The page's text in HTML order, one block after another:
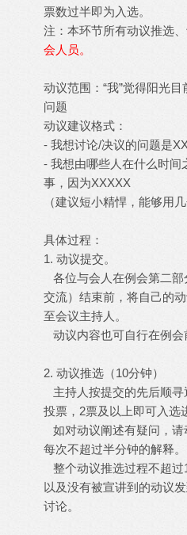
票数过半即为入选。
注：本环节所有动议推选
会人员。
动议范围：“我”觉得阳光
问题
动议建议格式：
- 我想讨论/决议的问题是
- 我想由哪些人在什么时间
事，因为XXXXX
（建议短小精悍，能够用
具体过程：
1. 动议提交。
各位与会人在例会第二
交流）结束前，将自己的
至会议主持人。
动议内容也可自行在例会
2. 动议推选（10分钟）
主持人按提交的先后顺
投票，2票及以上即可入选
如对动议阐述有疑问，请
每次不超过半分钟的解释。
整个动议推选过程不超过
以及没有被宣讲到的动议
讨论。